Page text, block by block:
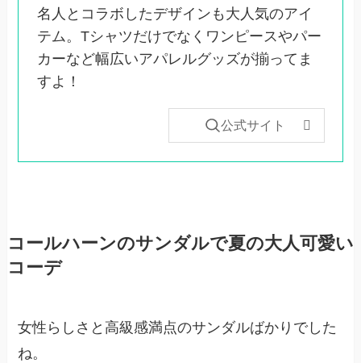
名人とコラボしたデザインも大人気のアイ
テム。Tシャツだけでなくワンピースやパー
カーなど幅広いアパレルグッズが揃ってま
すよ！
公式サイト
コールハーンのサンダルで夏の大人可愛い
コーデ
女性らしさと高級感満点のサンダルばかりでした
ね。